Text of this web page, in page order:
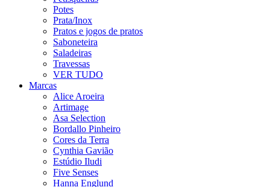
Potes
Prata/Inox
Pratos e jogos de pratos
Saboneteira
Saladeiras
Travessas
VER TUDO
Marcas
Alice Aroeira
Artimage
Asa Selection
Bordallo Pinheiro
Cores da Terra
Cynthia Gavião
Estúdio Iludi
Five Senses
Hanna Englund